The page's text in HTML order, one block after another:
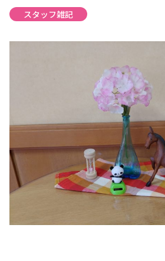
スタッフ雑記